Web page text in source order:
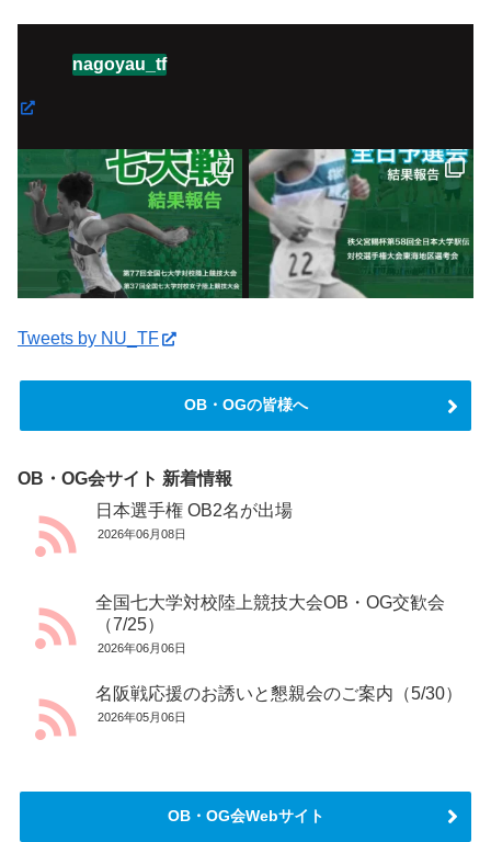
nagoyau_tf
Tweets by NU_TF
OB・OGの皆様へ
OB・OG会サイト 新着情報
日本選手権 OB2名が出場
2026年06月08日
全国七大学対校陸上競技大会OB・OG交歓会
（7/25）
2026年06月06日
名阪戦応援のお誘いと懇親会のご案内（5/30）
2026年05月06日
OB・OG会Webサイト